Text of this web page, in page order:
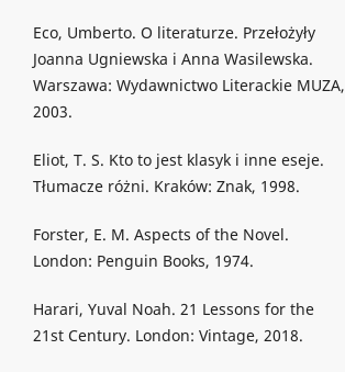
Eco, Umberto. O literaturze. Przełożyły
Joanna Ugniewska i Anna Wasilewska.
Warszawa: Wydawnictwo Literackie MUZA,
2003.
Eliot, T. S. Kto to jest klasyk i inne eseje.
Tłumacze różni. Kraków: Znak, 1998.
Forster, E. M. Aspects of the Novel.
London: Penguin Books, 1974.
Harari, Yuval Noah. 21 Lessons for the
21st Century. London: Vintage, 2018.